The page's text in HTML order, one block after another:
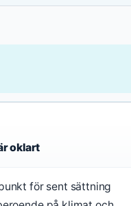
oklart
för sent sättning